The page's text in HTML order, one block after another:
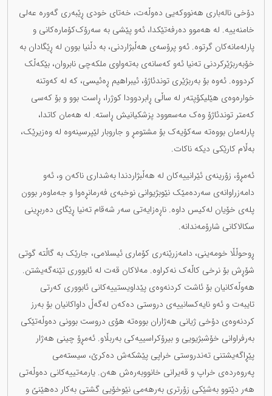
دۆخی نالەباری هەنووکەیی دەوڵەت، خەتای خودی ڕێبەری گەورە عەلی
خامنەییە. لە هەموو دەرفەتێکدا، ئەو پێشی بە سەرۆک‌کۆمارەکانی و
پارلەمانەکان گرتوە. ئەو پرۆسەی هەڵبژاردنی، بە دڵنیا بوون لە ڕێگادان بە
خۆبەربژێرکردنی تەنیا ئەو کەسانەی بەتەواوی ملکەچی نابروان، بێکەڵک
کردووە. ئەوە بۆ بەربژێری توندئاژۆ، ئیبراهیم ڕەئیسی، کە لە کەوتنە
خوارەوەی هێلیکۆپتەر لە ساڵی ڕابردوودا کوژرا، ڕاست بوو و بۆ کەسی
کەمتر توندئاژۆ وەک مەسعوود پزشکیانیش ڕاستە. لە هەمان کاتدا،
پارلەمان بووەتە سەکۆیەک بۆ مشتومڕ و جاروبار لێپرسینەوە لە وەزیرێک،
بەڵام کارێکی دیکە ناکات.
ئەمڕۆ، زۆرینەی ئێرانییەکان لە هەڵبژاردندا بەشداری ناکەن و، ئەو
دامەزراوانەی سەردەمێک نێوبژیوانی نوخبەی فەرمانڕەوا و جەماوەر بوون
پلەی خۆیان لەکیس داوە. ناڕەزایەتی سەر شەقام تەنیا ڕێگای دەربڕینی
سكالاکانی شارۆمەندانە.
ڕوحوڵڵا خومەینی، دامەزرێنەری کۆماری ئیسلامی، جارێک بە گاڵتە گوتی
شۆڕش بۆ نرخی کاڵەک نەکراوە. مەلاکان قەت لە ئابووری تێنەگەیشتن.
هەوڵەکانیان بۆ ئاشت کردنەوەی پێداویستییەکانی ئابووری کەرتی
تایبەت و ئەو نایەکسانییەی دروستی دەکەن لەگەڵ داواکانیان بۆ بەرز
کردنەوەی دۆخی ژیانی هەژاران بووەتە هۆی دروست بوونی دەوڵەتێکی
بەرفراوانی خۆشبژیویی و بیرۆکراسییەکی بەربڵاو. ئەمڕۆ چینی هەژار
پێڕاگەیشتنی تەندروستی خراپی پێشکەش دەکرێ، سیستەمی
پەروەردەی خراپ و قەیرانی خانووبەرەش هەن. یارمەتییەکانی دەوڵەتی
هەر دێتوو بەشێکی زۆرتری بەرهەمی نێوخۆیی گشتی بەکار دەهێنێ و